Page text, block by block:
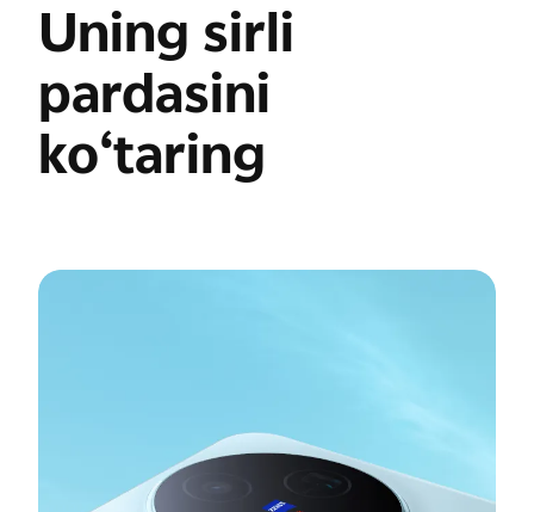
Uning sirli
pardasini
ko‘taring